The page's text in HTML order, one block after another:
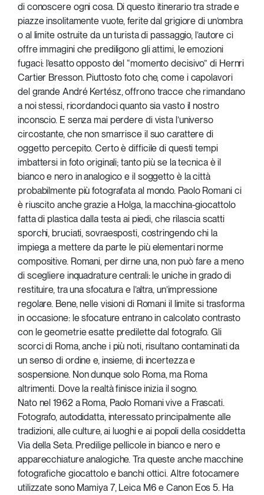
di conoscere ogni cosa. Di questo itinerario tra strade e
piazze insolitamente vuote, ferite dal grigiore di un’ombra
o al limite ostruite da un turista di passaggio, l’autore ci
offre immagini che prediligono gli attimi, le emozioni
fugaci: l’esatto opposto del “momento decisivo” di Hernri
Cartier Bresson. Piuttosto foto che, come i capolavori
del grande André Kertész, offrono tracce che rimandano
a noi stessi, ricordandoci quanto sia vasto il nostro
inconscio. E senza mai perdere di vista l’universo
circostante, che non smarrisce il suo carattere di
oggetto percepito. Certo è difficile di questi tempi
imbattersi in foto originali; tanto più se la tecnica è il
bianco e nero in analogico e il soggetto è la città
probabilmente più fotografata al mondo. Paolo Romani ci
è riuscito anche grazie a Holga, la macchina-giocattolo
fatta di plastica dalla testa ai piedi, che rilascia scatti
sporchi, bruciati, sovraesposti, costringendo chi la
impiega a mettere da parte le più elementari norme
compositive. Romani, per dirne una, non può fare a meno
di scegliere inquadrature centrali: le uniche in grado di
restituire, tra una sfocatura e l’altra, un’impressione
regolare. Bene, nelle visioni di Romani il limite si trasforma
in occasione: le sfocature entrano in calcolato contrasto
con le geometrie esatte predilette dal fotografo. Gli
scorci di Roma, anche i più noti, risultano contaminati da
un senso di ordine e, insieme, di incertezza e
sospensione. Non dunque solo Roma, ma Roma
altrimenti. Dove la realtà finisce inizia il sogno.
Nato nel 1962 a Roma, Paolo Romani vive a Frascati.
Fotografo, autodidatta, interessato principalmente alle
tradizioni, alle culture, ai luoghi e ai popoli della cosiddetta
Via della Seta. Predilige pellicole in bianco e nero e
apparecchiature analogiche. Tra queste anche macchine
fotografiche giocattolo e banchi ottici. Altre fotocamere
utilizzate sono Mamiya 7, Leica M6 e Canon Eos 5. Ha